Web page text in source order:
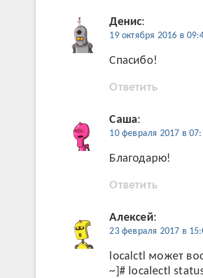
Денис:
19 октября 2016 в
Спасибо!
Ответить
Саша:
10 февраля 2017 в
Благодарю!
Ответить
Алексей:
23 февраля 2017 в
localctl может
~]# localectl